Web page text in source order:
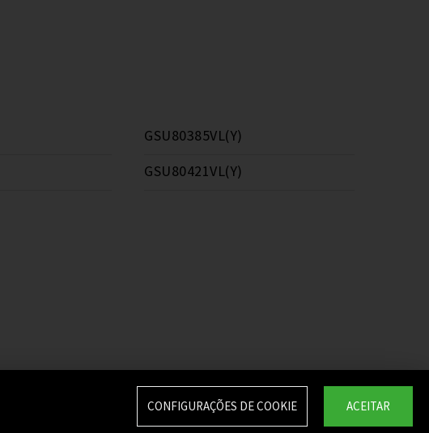
GSU80385VL(Y)
GSU80421VL(Y)
ACEITAR
CONFIGURAÇÕES DE COOKIE